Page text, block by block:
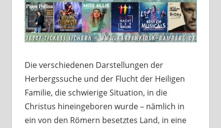
Die verschiedenen Darstellungen der
Herbergssuche und der Flucht der Heiligen
Familie, die schwierige Situation, in die
Christus hineingeboren wurde – nämlich in
ein von den Römern besetztes Land, in eine